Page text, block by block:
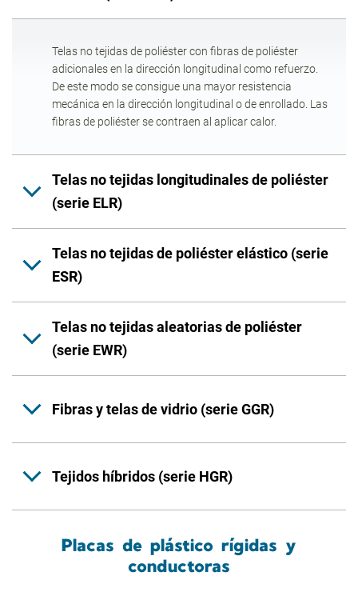
Telas no tejidas de poliéster con fibras de poliéster
adicionales en la dirección longitudinal como refuerzo.
De este modo se consigue una mayor resistencia
mecánica en la dirección longitudinal o de enrollado. Las
fibras de poliéster se contraen al aplicar calor.
Telas no tejidas longitudinales de poliéster
(serie ELR)
Telas no tejidas de poliéster elástico (serie
ESR)
Telas no tejidas aleatorias de poliéster
(serie EWR)
Fibras y telas de vidrio (serie GGR)
Tejidos híbridos (serie HGR)
Placas de plástico rígidas y
conductoras